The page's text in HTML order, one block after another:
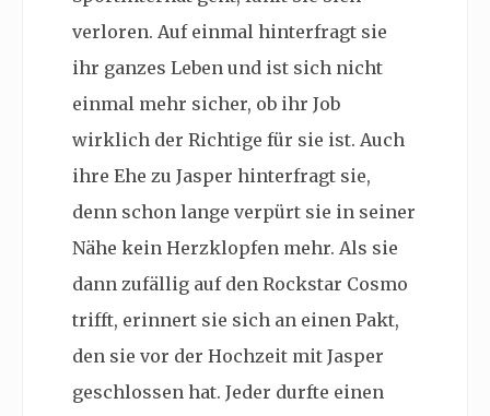
verloren. Auf einmal hinterfragt sie
ihr ganzes Leben und ist sich nicht
einmal mehr sicher, ob ihr Job
wirklich der Richtige für sie ist. Auch
ihre Ehe zu Jasper hinterfragt sie,
denn schon lange verpürt sie in seiner
Nähe kein Herzklopfen mehr. Als sie
dann zufällig auf den Rockstar Cosmo
trifft, erinnert sie sich an einen Pakt,
den sie vor der Hochzeit mit Jasper
geschlossen hat. Jeder durfte einen